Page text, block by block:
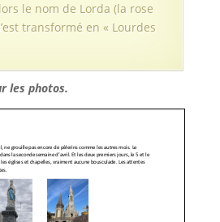
le nom de Lorda (la rose
transformé en « Lourdes
les photos.